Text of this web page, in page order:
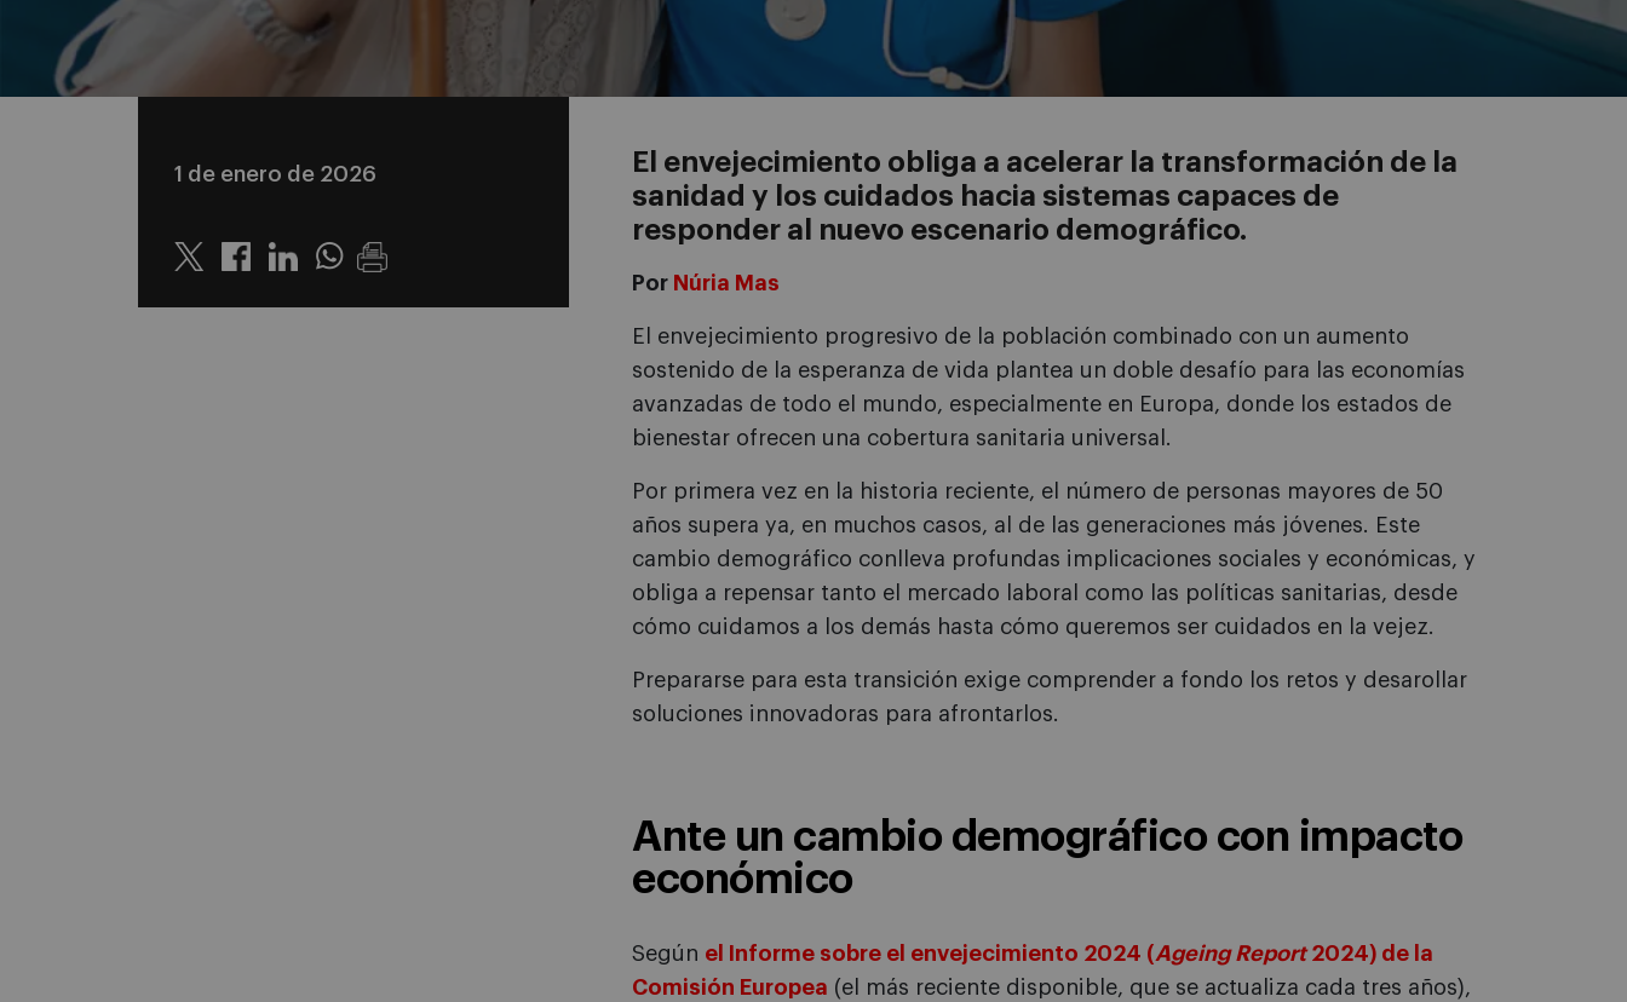
1 de enero de 2026
Twitter LinkedinWhatsapp
El envejecimiento obliga a acelerar la transformación de la
sanidad y los cuidados hacia sistemas capaces de
responder al nuevo escenario demográfico.
Por Núria Mas
El envejecimiento progresivo de la población combinado con un aumento
sostenido de la esperanza de vida plantea un doble desafío para las economías
avanzadas de todo el mundo, especialmente en Europa, donde los estados de
bienestar ofrecen una cobertura sanitaria universal.
Por primera vez en la historia reciente, el número de personas mayores de 50
años supera ya, en muchos casos, al de las generaciones más jóvenes. Este
cambio demográfico conlleva profundas implicaciones sociales y económicas, y
obliga a repensar tanto el mercado laboral como las políticas sanitarias, desde
cómo cuidamos a los demás hasta cómo queremos ser cuidados en la vejez.
Prepararse para esta transición exige comprender a fondo los retos y desarollar
soluciones innovadoras para afrontarlos.
Ante un cambio demográfico con impacto
económico
Según el Informe sobre el envejecimiento 2024 (Ageing Report2024) de la
Comisión Europea (el más reciente disponible, que se actualiza cada tres años),